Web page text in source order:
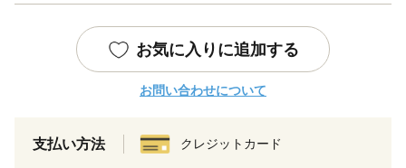
お気に入りに追加する
お問い合わせについて
支払い方法 クレジットカード